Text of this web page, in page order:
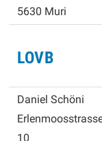
5630 Muri
LOVB
Daniel Schöni
10